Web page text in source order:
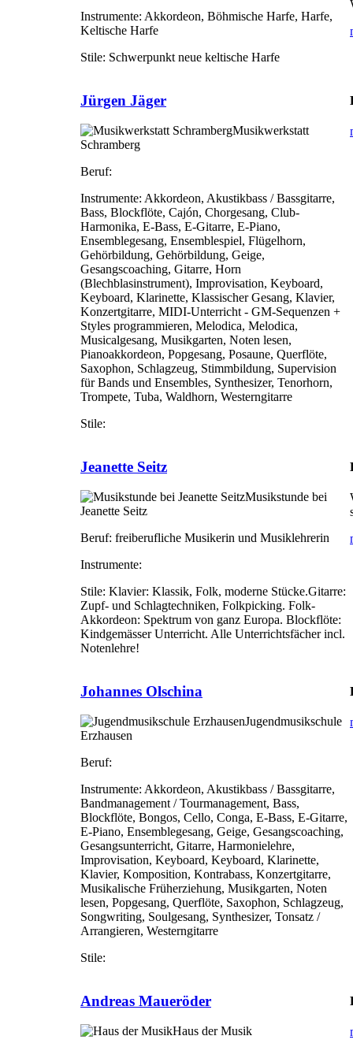
Instrumente: Akkordeon, Böhmische Harfe, Harfe,
Keltische Harfe
Stile: Schwerpunkt neue keltische Harfe
Jürgen Jäger
Musikwerkstatt
Schramberg
Beruf:
Instrumente: Akkordeon, Akustikbass / Bassgitarre,
Bass, Blockflöte, Cajón, Chorgesang, Club-
Harmonika, E-Bass, E-Gitarre, E-Piano,
Ensemblegesang, Ensemblespiel, Flügelhorn,
Gehörbildung, Gehörbildung, Geige,
Gesangscoaching, Gitarre, Horn
(Blechblasinstrument), Improvisation, Keyboard,
Keyboard, Klarinette, Klassischer Gesang, Klavier,
Konzertgitarre, MIDI-Unterricht - GM-Sequenzen +
Styles programmieren, Melodica, Melodica,
Musicalgesang, Musikgarten, Noten lesen,
Pianoakkordeon, Popgesang, Posaune, Querflöte,
Saxophon, Schlagzeug, Stimmbildung, Supervision
für Bands und Ensembles, Synthesizer, Tenorhorn,
Trompete, Tuba, Waldhorn, Westerngitarre
Stile:
Jeanette Seitz
Musikstunde bei
Jeanette Seitz
Beruf: freiberufliche Musikerin und Musiklehrerin
Instrumente:
Stile: Klavier: Klassik, Folk, moderne Stücke.Gitarre:
Zupf- und Schlagtechniken, Folkpicking. Folk-
Akkordeon: Spektrum von ganz Europa. Blockflöte:
Kindgemässer Unterricht. Alle Unterrichtsfächer incl.
Notenlehre!
Johannes Olschina
Jugendmusikschule
Erzhausen
Beruf:
Instrumente: Akkordeon, Akustikbass / Bassgitarre,
Bandmanagement / Tourmanagement, Bass,
Blockflöte, Bongos, Cello, Conga, E-Bass, E-Gitarre,
E-Piano, Ensemblegesang, Geige, Gesangscoaching,
Gesangsunterricht, Gitarre, Harmonielehre,
Improvisation, Keyboard, Keyboard, Klarinette,
Klavier, Komposition, Kontrabass, Konzertgitarre,
Musikalische Früherziehung, Musikgarten, Noten
lesen, Popgesang, Querflöte, Saxophon, Schlagzeug,
Songwriting, Soulgesang, Synthesizer, Tonsatz /
Arrangieren, Westerngitarre
Stile:
Andreas Maueröder
Haus der Musik